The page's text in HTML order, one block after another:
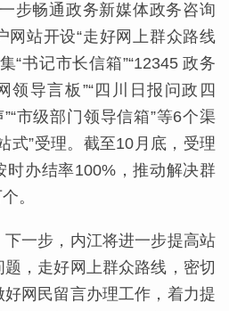
步畅通政务新媒体政务咨询
网站开设“走好网上群众路线
“书记市长信箱”“12345 政务
领导言板”“四川日报问政四
市级部门领导信箱”等6个渠
式”受理。截至10月底，受理
时办结率100%，推动解决群
。
一步，内江将进一步提高站
，走好网上群众路线，密切
网民留言办理工作，着力提